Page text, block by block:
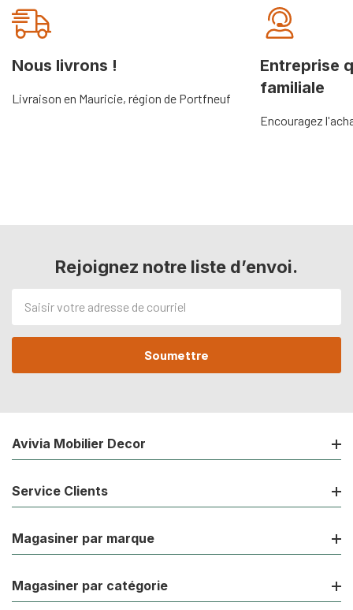
Nous livrons !
Livraison en Mauricie, région de Portfneuf
Entreprise
familiale
Encouragez
Rejoignez notre liste d’envoi.
de
courriel
Avivia Mobilier Decor
Service Clients
Magasiner par marque
Magasiner par catégorie